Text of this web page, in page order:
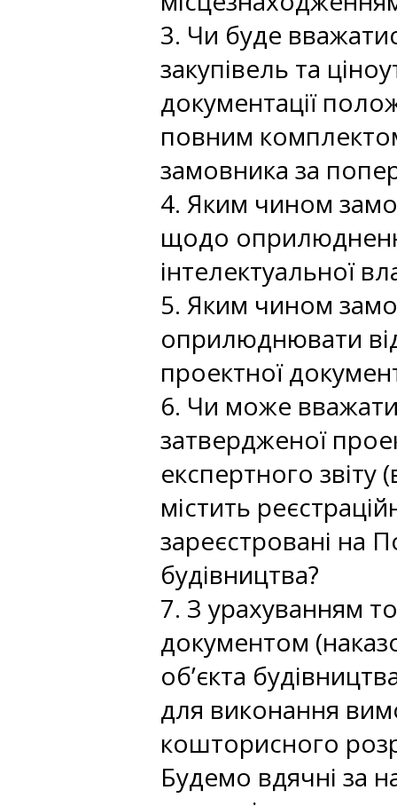
3. Чи буде
закупівель та
документації
повним
замовника за
4. Яким чином
щодо
інтелектуальної
5. Яким чином
оприлюднювати
проектної
6. Чи може
затвердженої
експертного звіту
містить
зареєстровані на
будівництва?
7. З урахуванням
документом
об’єкта
для виконання
кошторисного
Будемо вдячні за